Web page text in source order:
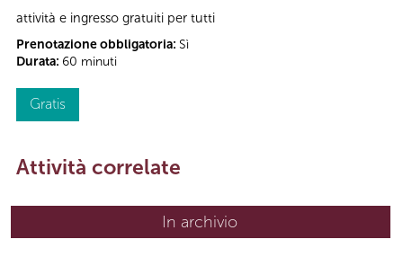
attività e ingresso gratuiti per tutti
Prenotazione obbligatoria: Sì
Durata: 60 minuti
Gratis
Attività correlate
In archivio